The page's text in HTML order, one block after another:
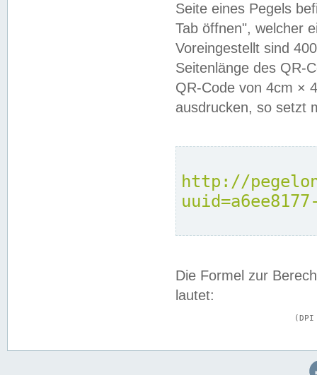
Seite eines Pegels
Tab öffnen", welcher
Voreingestellt sind
Seitenlänge des QR-
QR-Code von 4cm ×
ausdrucken, so setzt
http://
Die Formel zur
lautet: